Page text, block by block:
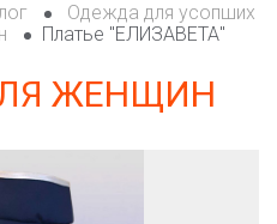
Одежда для усопших
Платье "ЕЛИЗАВЕТА"
ЖЕНЩИН